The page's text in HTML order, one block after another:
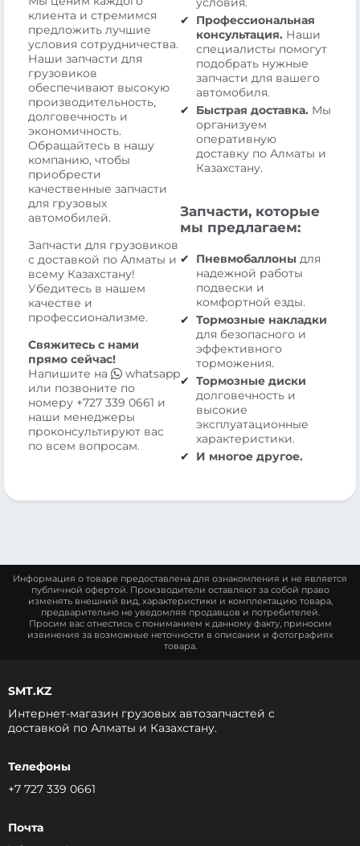
клиента и стремимся
предложить лучшие
условия сотрудничества.
Наши запчасти для
грузовиков
обеспечивают высокую
производительность,
долговечность и
экономичность.
Обращайтесь в нашу
компанию, чтобы
приобрести
качественные запчасти
для грузовых
автомобилей.
Запчасти для грузовиков
с доставкой по Алматы и
всему Казахстану!
Убедитесь в нашем
качестве и
профессионализме.
Свяжитесь с нами
прямо сейчас!
Напишите на
whatsapp
или позвоните по
номеру +727 339 0661 и
наши менеджеры
проконсультируют вас
по всем вопросам.
Профессиональная
консультация. Наши
специалисты помогут
подобрать нужные
запчасти для вашего
автомобиля.
Быстрая доставка. Мы
организуем
оперативную
доставку по Алматы и
Казахстану.
Запчасти, которые
мы предлагаем:
Пневмобаллоны для
надежной работы
подвески и
комфортной езды.
Тормозные накладки
для безопасного и
эффективного
торможения.
Тормозные диски
долговечность и
высокие
эксплуатационные
характеристики.
И многое другое.
Информация о товаре предоставлена для ознакомления и не является
публичной офертой. Производители оставляют за собой право
изменять внешний вид, характеристики и комплектацию товара,
предварительно не уведомляя продавцов и потребителей.
Просим вас отнестись с пониманием к данному факту, приносим
извинения за возможные неточности в описании и фотографиях
товара.
SMT.KZ
Интернет-магазин грузовых автозапчастей c
доставкой по Алматы и Казахстану.
Телефоны
+7 727 339 0661
Почта